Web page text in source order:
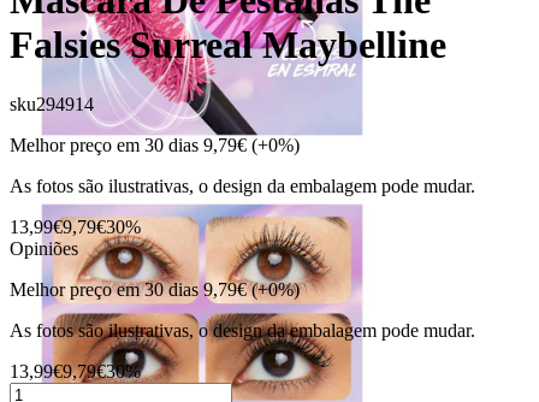
Falsies Surreal Maybelline
sku294914
Melhor preço em 30 dias 9,79€ (+0%)
As fotos são ilustrativas, o design da embalagem pode mudar.
13,99€9,79€30%
Opiniões
Melhor preço em 30 dias 9,79€ (+0%)
As fotos são ilustrativas, o design da embalagem pode mudar.
13,99€9,79€30%